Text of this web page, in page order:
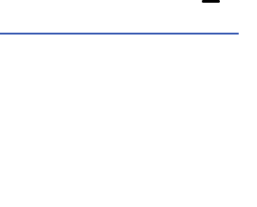
夏アニメ